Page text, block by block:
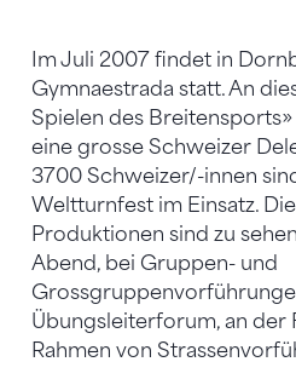
Im Juli 2007 findet in
Gymnaestrada statt. An
Spielen des
eine grosse Schweizer
3700 Schweizer/-innen
Weltturnfest im Einsatz.
Produktionen sind zu
Abend, bei Gruppen- und
Übungsleiterforum, an der
Rahmen von